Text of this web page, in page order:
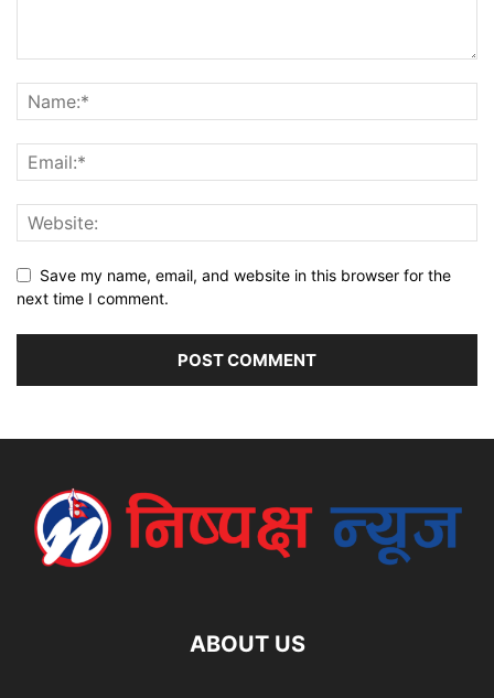
Save my name, email, and website in this browser for the
next time I comment.
ABOUT US